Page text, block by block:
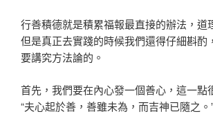
行善積德就是積累福報最直接的辦法，道
但是真正去實踐的時候我們還得仔細斟酌
要講究方法論的。
首先，我們要在內心發一個善心，這一點
“夫心起於善，善雖未為，而吉神已隨之。